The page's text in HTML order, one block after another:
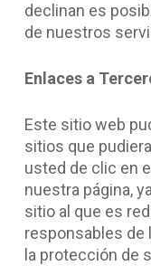
declinan es
de nuestros
Enlaces a
Este sitio web
sitios que
usted de clic en
nuestra página,
sitio al que es
responsables de
la protección de